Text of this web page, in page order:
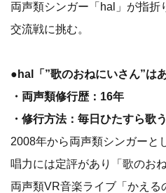
両声類シンガー「hal」が指折
交流戦に挑む。
●hal「”歌のおねにいさん”は
・両声類修行歴：16年
・修行方法：毎日ひたすら歌
2008年から両声類シンガーと
唱力には定評があり「歌のお
両声類VR音楽ライブ「かえる